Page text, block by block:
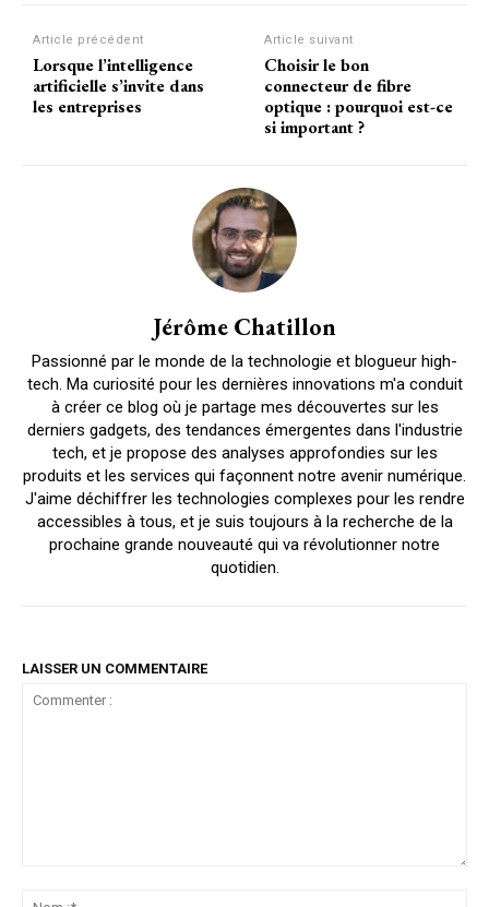
Article précédent
Lorsque l’intelligence
artificielle s’invite dans
les entreprises
Article suivant
Choisir le bon
connecteur de fibre
optique : pourquoi est-ce
si important ?
Jérôme Chatillon
Passionné par le monde de la technologie et blogueur high-
tech. Ma curiosité pour les dernières innovations m'a conduit
à créer ce blog où je partage mes découvertes sur les
derniers gadgets, des tendances émergentes dans l'industrie
tech, et je propose des analyses approfondies sur les
produits et les services qui façonnent notre avenir numérique.
J'aime déchiffrer les technologies complexes pour les rendre
accessibles à tous, et je suis toujours à la recherche de la
prochaine grande nouveauté qui va révolutionner notre
quotidien.
LAISSER UN COMMENTAIRE